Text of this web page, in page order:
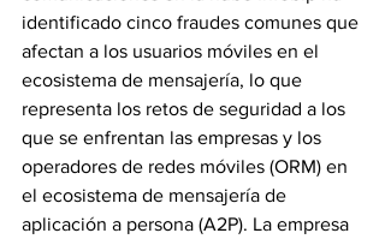
identificado cinco fraudes comunes que
afectan a los usuarios móviles en el
ecosistema de mensajería, lo que
representa los retos de seguridad a los
que se enfrentan las empresas y los
operadores de redes móviles (ORM) en
el ecosistema de mensajería de
aplicación a persona (A2P). La empresa